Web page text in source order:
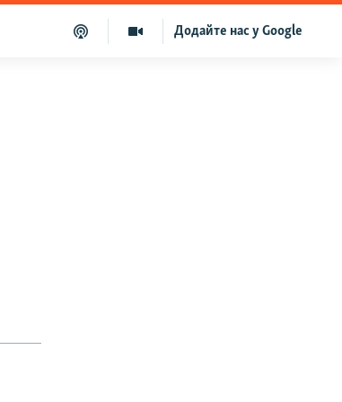
Додайте нас у Google